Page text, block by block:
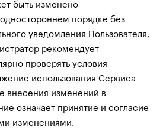
быть изменено
порядке без
уведомления Пользователя,
рекомендует
проверять условия
использования Сервиса
внесения изменений в
означает принятие и согласие
изменениями.